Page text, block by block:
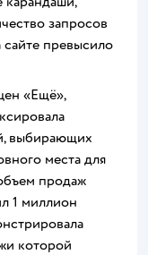
запросов
превысило
«Ещё»,
выбирающих
места для
продаж
1 миллион
которой